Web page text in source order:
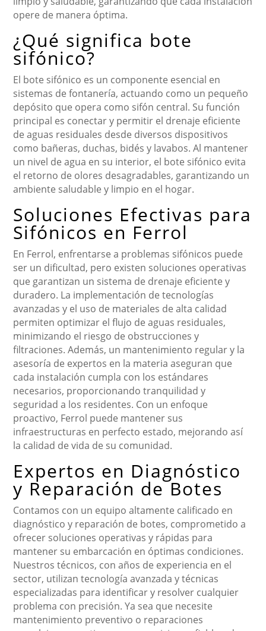
opere de manera óptima.
¿Qué significa bote
sifónico?
El bote sifónico es un componente esencial en
sistemas de fontanería, actuando como un pequeño
depósito que opera como sifón central. Su función
principal es conectar y permitir el drenaje eficiente
de aguas residuales desde diversos dispositivos
como bañeras, duchas, bidés y lavabos. Al mantener
un nivel de agua en su interior, el bote sifónico evita
el retorno de olores desagradables, garantizando un
ambiente saludable y limpio en el hogar.
Soluciones Efectivas para
Sifónicos en Ferrol
En Ferrol, enfrentarse a problemas sifónicos puede
ser un dificultad, pero existen soluciones operativas
que garantizan un sistema de drenaje eficiente y
duradero. La implementación de tecnologías
avanzadas y el uso de materiales de alta calidad
permiten optimizar el flujo de aguas residuales,
minimizando el riesgo de obstrucciones y
filtraciones. Además, un mantenimiento regular y la
asesoría de expertos en la materia aseguran que
cada instalación cumpla con los estándares
necesarios, proporcionando tranquilidad y
seguridad a los residentes. Con un enfoque
proactivo, Ferrol puede mantener sus
infraestructuras en perfecto estado, mejorando así
la calidad de vida de su comunidad.
Expertos en Diagnóstico
y Reparación de Botes
Contamos con un equipo altamente calificado en
diagnóstico y reparación de botes, comprometido a
ofrecer soluciones operativas y rápidas para
mantener su embarcación en óptimas condiciones.
Nuestros técnicos, con años de experiencia en el
sector, utilizan tecnología avanzada y técnicas
especializadas para identificar y resolver cualquier
problema con precisión. Ya sea que necesite
mantenimiento preventivo o reparaciones